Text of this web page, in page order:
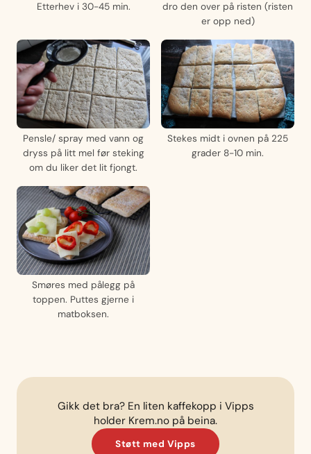
Etterhev i 30-45 min.
dro den over på risten (risten
er opp ned)
Pensle/ spray med vann og
dryss på litt mel før steking
om du liker det lit fjongt.
Stekes midt i ovnen på 225
grader 8-10 min.
Smøres med pålegg på
toppen. Puttes gjerne i
matboksen.
Gikk det bra? En liten kaffekopp i Vipps
holder Krem.no på beina.
Støtt med Vipps